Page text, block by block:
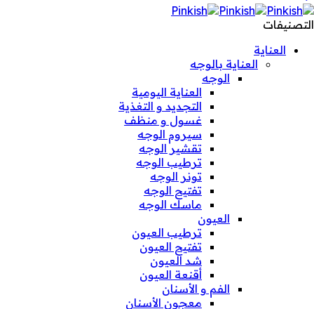
التصنيفات
العناية
العناية بالوجه
الوجه
العناية اليومية
التجديد و التغذية
غسول و منظف
سيروم الوجه
تقشير الوجه
ترطيب الوجه
تونر الوجه
تفتيح الوجه
ماسك الوجه
العيون
ترطيب العيون
تفتيح العيون
شد العيون
أقنعة العيون
الفم و الأسنان
معجون الأسنان